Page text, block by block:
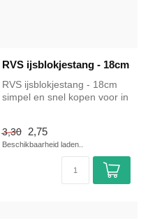
RVS ijsblokjestang - 18cm
RVS ijsblokjestang - 18cm
simpel en snel kopen voor in
3,30
2,75
Beschikbaarheid laden..